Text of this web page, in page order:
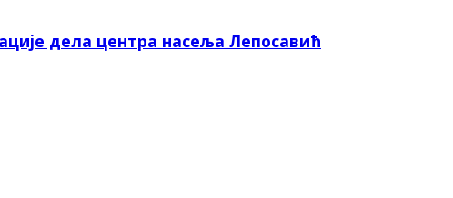
дела центра насеља Лепосавић